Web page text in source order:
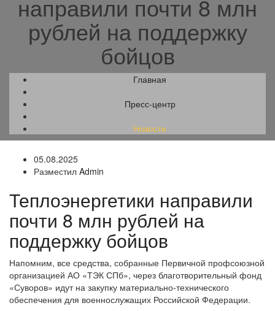
направили почти 8 млн
рублей на поддержку
бойцов
Главная
Пресс-центр
Новости
05.08.2025
Разместил Admin
Теплоэнергетики направили
почти 8 млн рублей на
поддержку бойцов
Напомним, все средства, собранные Первичной профсоюзной
организацией АО «ТЭК СПб», через благотворительный фонд
«Суворов» идут на закупку материально-технического
обеспечения для военнослужащих Российской Федерации.